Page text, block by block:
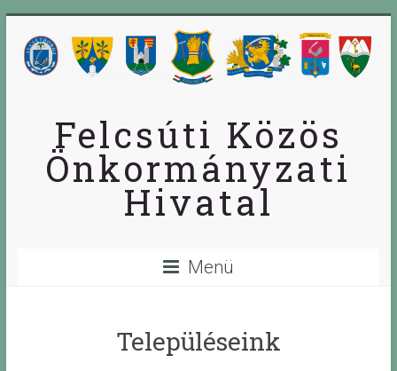
Felcsúti Közös
Önkormányzati
Hivatal
Menü
Településeink